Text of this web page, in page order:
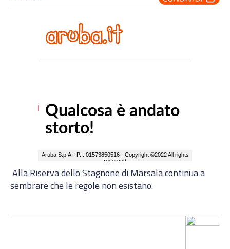
Alla Riserva dello Stagnone di Marsala continua a
sembrare che le regole non esistano.